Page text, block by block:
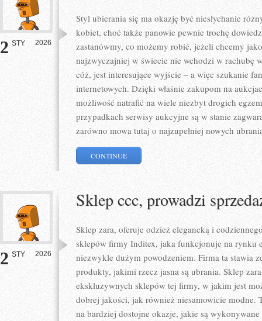
2 STY 2026
Styl ubierania się ma okazję być niesłychanie
kobiet, choć także panowie pewnie trochę
zastanówmy, co możemy robić, jeżeli chcemy
najzwyczajniej w świecie nie wchodzi w rachubę
cóż, jest interesujące wyjście – a więc szukanie
internetowych. Dzięki właśnie zakupom na
możliwość natrafić na wiele niezbyt drogich
przypadkach serwisy aukcyjne są w stanie
zarówno mowa tutaj o najzupełniej nowych
CONTINUE
2 STY 2026
Sklep ccc, prowadzi
Sklep zara, oferuje odzież elegancką i
sklepów firmy Inditex, jaka funkcjonuje na rynku
niezwykle dużym powodzeniem. Firma ta stawia
produkty, jakimi rzecz jasna są ubrania. Sklep
ekskluzywnych sklepów tej firmy, w jakim jest
dobrej jakości, jak również niesamowicie modne.
na bardziej dostojne okazje, jakie są